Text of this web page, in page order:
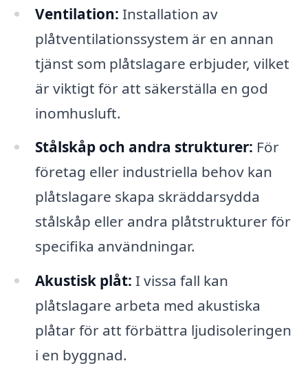
Ventilation: Installation av
plåtventilationssystem är en annan
tjänst som plåtslagare erbjuder, vilket
är viktigt för att säkerställa en god
inomhusluft.
Stålskåp och andra strukturer: För
företag eller industriella behov kan
plåtslagare skapa skräddarsydda
stålskåp eller andra plåtstrukturer för
specifika användningar.
Akustisk plåt: I vissa fall kan
plåtslagare arbeta med akustiska
plåtar för att förbättra ljudisoleringen
i en byggnad.